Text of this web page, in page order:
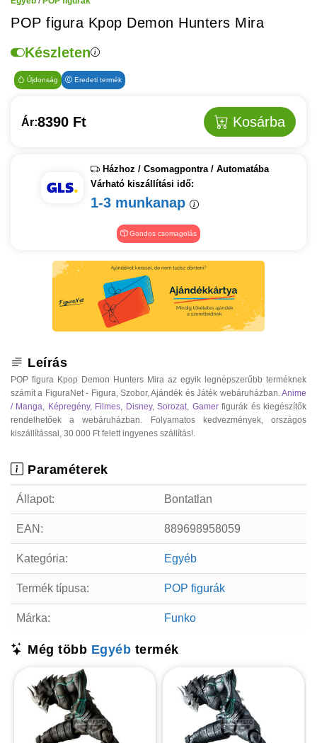
POP figura Kpop Demon Hunters Mira
Készleten
Újdonság Eredeti termék
Ár:8390 Ft Kosárba
Házhoz / Csomagpontra / Automatába
Várható kiszállítási idő:
1-3 munkanap
Gondos csomagolás
Leírás
POP figura Kpop Demon Hunters Mira az egyik legnépszerűbb terméknek
számít a FiguraNet - Figura, Szobor, Ajándék és Játék webáruházban.Anime
/ Manga, Képregény, Filmes, Disney,Sorozat, Gamerfigurák és kiegészítők
rendelhetőek a webáruházban. Folyamatos kedvezmények, országos
kiszállítással, 30 000 Ft felett ingyenes szállítás!.
Paraméterek
Állapot: Bontatlan
EAN: 889698958059
Kategória: Egyéb
Termék típusa: POP figurák
Márka: Funko
Még több Egyéb termék